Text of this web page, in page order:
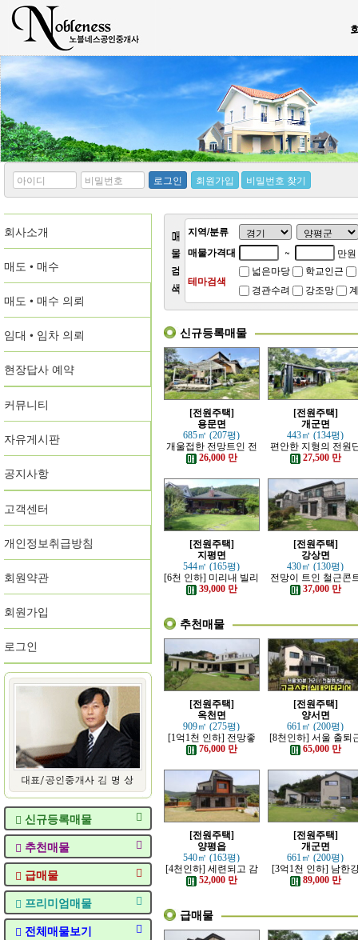
*
아
디
*
비
번
로그인 회원가입 비밀번호 찾기
회사소개
매도 • 매수
매도 • 매수 의뢰
임대 • 임차 의뢰
현장답사 예약
커뮤니티
자유게시판
공지사항
고객센터
개인정보취급방침
회원약관
회원가입
로그인
신규등록매물
추천매물
급매물
프리미엄매물
전체매물보기
지역/분류
매물가격대
~ 만원
테마검색
넓은마당 학교인근
경관수려
강조망
신규등록매물
[전원주택]
용문면
685㎡ (207평)
개울접한 전망트인 전
원주택
26,000 만
[전원주택]
개군면
443㎡ (134평)
편안한 지형의 전원
지 내의 주택
27,500 만
[전원주택]
지평면
544㎡ (165평)
[6천 인하] 미리내 빌리
지에 위치한 전원주택
39,000 만
[전원주택]
강상면
430㎡ (130평)
전망이 트인 철근콘
리트 신축 주택
37,000 만
추천매물
[전원주택]
옥천면
909㎡ (275평)
[1억1천 인하] 전망좋
고 력셔리한 단층 철콘
전원주택
76,000 만
[전원주택]
양서면
661㎡ (200평)
[8천인하] 서울 출퇴
가능한 잘 지은 고급
65,000 만
[전원주택]
양평읍
540㎡ (163평)
[4천인하] 세련되고 감
각적인 모던한 전원주
52,000 만
[전원주택]
개군면
661㎡ (200평)
[3억1천 인하] 남한
조망 좋은 모던한 고
전원주택
89,000 만
급매물